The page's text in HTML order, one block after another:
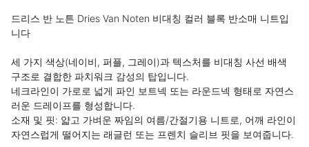
드리스 반 노튼 Dries Van Noten 비대칭 컬러 블록 반소매 니트입
니다
세 가지 색상(네이비, 퍼플, 그레이)과 텍스처를 비대칭 사선 배색
구조로 결합한 파치워크 감성의 탑입니다.
네크라인이 가로로 넓게 파인 보트넥 또는 라운드넥 형태로 자연스
러운 드레이프를 형성합니다.
소재 및 핏: 얇고 가벼운 짜임의 여름/간절기용 니트로, 어깨 라인이
자연스럽게 떨어지는 래글런 또는 프렌치 슬리브 핏을 보여줍니다.